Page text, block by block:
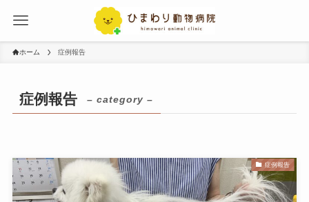
ホーム 症例報告
症例報告 – category –
症例報告